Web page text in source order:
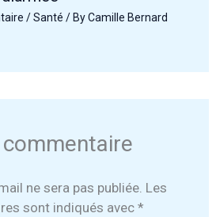
/Santé / ByCamille Bernard
ne sera pas publiée. Les
sont indiqués avec *